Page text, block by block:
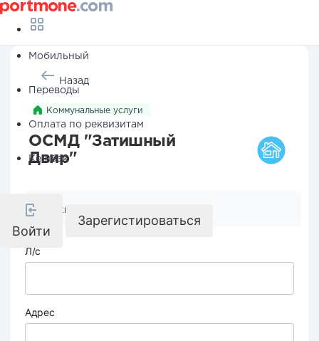
Мобильный
Переводы
Оплата по реквизитам
Кешбэк
Войти
Зарегистироваться
Назад
Коммунальные услуги
ОСМД "Затишный
Двир"
Реквизиты компании
Л/с
Адрес